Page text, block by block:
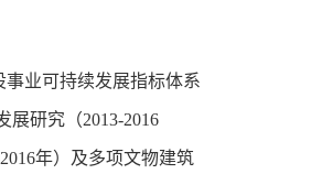
业可持续发展指标体系
展研究（2013-2016
年）及多项文物建筑